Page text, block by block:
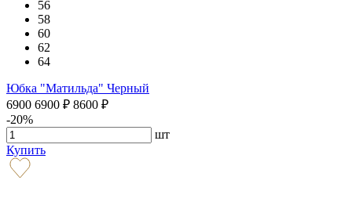
56
58
60
62
64
Юбка "Матильда" Черный
6900 6900 ₽ 8600 ₽
-20%
шт
Купить